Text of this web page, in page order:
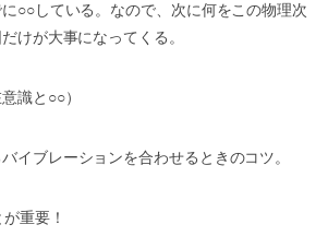
○○している。なので、次に何をこの物理次
けが大事になってくる。
識と ○○）
イブレーションを合わせるときのコツ。
重要！